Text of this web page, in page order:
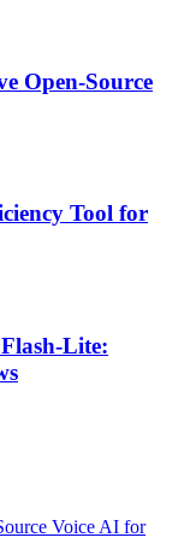
Open-Source
Tool for
Lite:
Voice AI for